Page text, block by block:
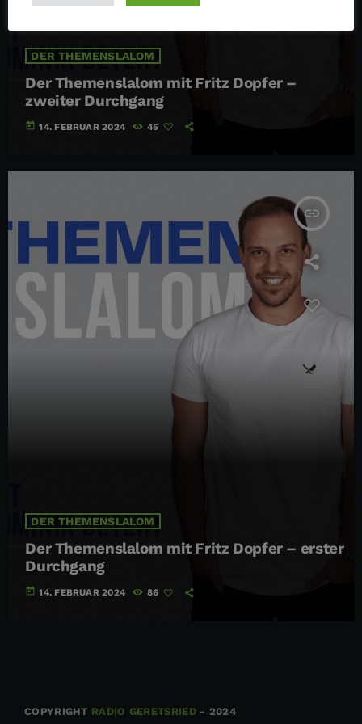
DER THEMENSLALOM
Der Themenslalom mit Fritz Dopfer –
zweiter Durchgang
today 14. FEBRUAR 2024 45
insert_link
DER THEMENSLALOM
Der Themenslalom mit Fritz Dopfer – erster
Durchgang
today 14. FEBRUAR 2024 86
COPYRIGHT RADIO GERETSRIED- 2024